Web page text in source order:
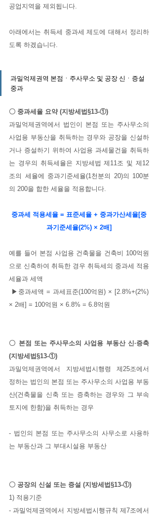
공업지역을 제외됩니다.
아래에서는 취득세 중과세 제도에 대해서 정리하
도록 하겠습니다.
과밀억제권역 본점ㆍ주사무소 및 공장 신ㆍ증설
중과
〇 중과세율 요약 (지방세법§13-①)
과밀억제권역에서 법인이 본점 또는 주사무소의
사업용 부동산을 취득하는 경우와 공장을 신설하
거나 증설하기 위하여 사업용 과세물건을 취득하
는 경우의 취득세율은 지방세법 제11조 및 제12
조의 세율에 중과기준세율(1천분의 20)의 100분
의 200을 합한 세율을 적용합니다.
중과세 적용세율 = 표준세율 + 중과가산세율[중
과기준세율(2%) × 2배]
예를 들어 본점 사업용 건축물을 건축비 100억원
으로 신축하여 취득한 경우 취득세의 중과세 적용
세율과 세액
× 2배] = 100억원 × 6.8% = 6.8억원
〇 본점 또는 주사무소의 사업용 부동산 신·증축
(지방세법§13-①)
과밀억제권역에서 지방세법시행령 제25조에서
정하는 법인의 본점 또는 주사무소의 사업용 부동
산(건축물을 신축 또는 증축하는 경우와 그 부속
토지에 한함)을 취득하는 경우
- 법인의 본점 또는 주사무소의 사무소로 사용하
는 부동산과 그 부대시설용 부동산
〇 공장의 신설 또는 증설 (지방세법§13-①)
1) 적용기준
- 과밀억제권역에서 지방세법시행규칙 제7조에서